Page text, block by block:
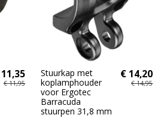
€ 11,95
Stuurkap met
koplamphouder
voor Ergotec
Barracuda
stuurpen 31,8 mm
€ 14,20
€ 14,95